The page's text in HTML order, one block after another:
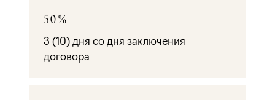
50%
3 (10) дня со дня заключения
договора